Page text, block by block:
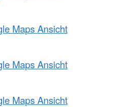
Maps Ansicht
Maps Ansicht
Maps Ansicht